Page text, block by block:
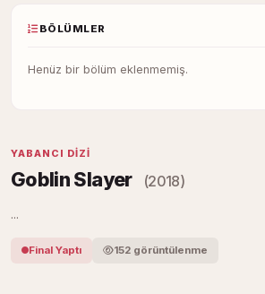
BÖLÜMLER
Henüz bir bölüm eklenmemiş.
YABANCI DIZI
Goblin Slayer (2018)
...
Final Yaptı 152 görüntülenme